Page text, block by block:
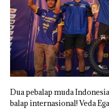
Dua pebalap muda
balap internasional! Veda